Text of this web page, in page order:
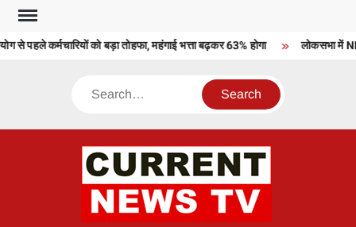
Skip
content
पहले कर्मचारियों को बड़ा तोहफा, महंगाई भत्ता बढ़कर 63% होगा लोकसभा में
Search